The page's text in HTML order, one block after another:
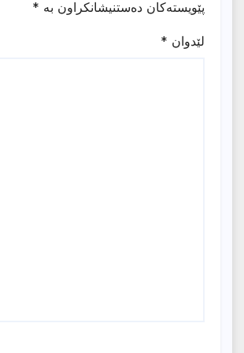
پێویستەکان دەستنیشانکراون بە *
لێدوان *